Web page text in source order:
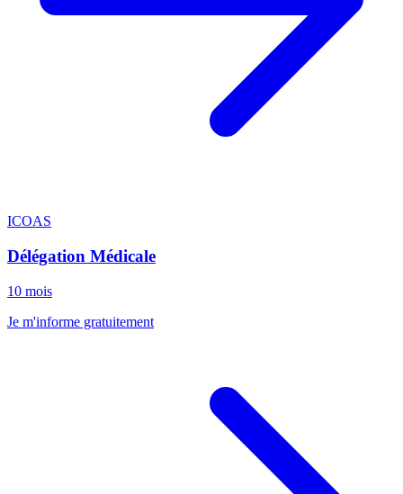
ICOAS
Délégation Médicale
10 mois
Je m'informe gratuitement